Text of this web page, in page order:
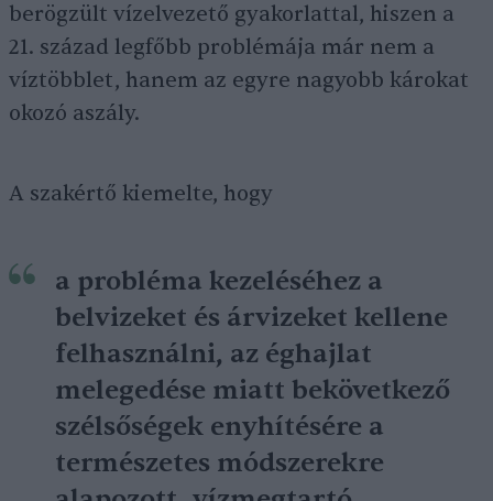
berögzült vízelvezető gyakorlattal, hiszen a
21. század legfőbb problémája már nem a
víztöbblet, hanem az egyre nagyobb károkat
okozó aszály.
A szakértő kiemelte, hogy
a probléma kezeléséhez a
belvizeket és árvizeket kellene
felhasználni, az éghajlat
melegedése miatt bekövetkező
szélsőségek enyhítésére a
természetes módszerekre